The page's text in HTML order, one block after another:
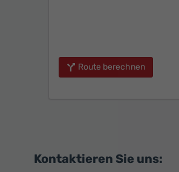
Route berechnen
Kontaktieren Sie uns: